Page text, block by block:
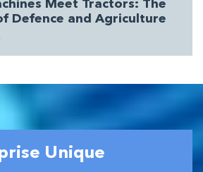
Meet Tractors: The
Defence and Agriculture
Unique